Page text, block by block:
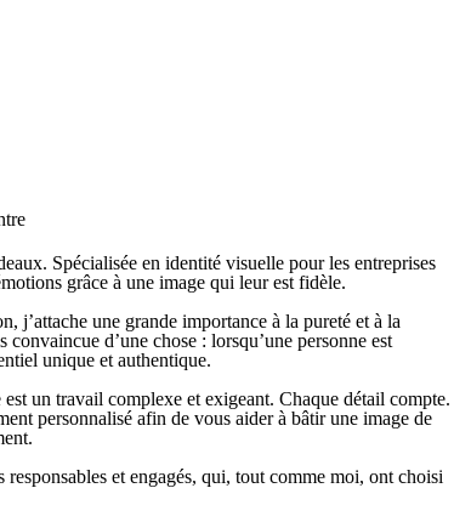
Spécialisée en identité visuelle pour les entreprises
grâce à une image qui leur est fidèle.
j’attache une grande importance à la pureté et à la
convaincue d’une chose : lorsqu’une personne est
unique et authentique.
un travail complexe et exigeant. Chaque détail compte.
personnalisé afin de vous aider à bâtir une image de
et engagés, qui, tout comme moi, ont choisi